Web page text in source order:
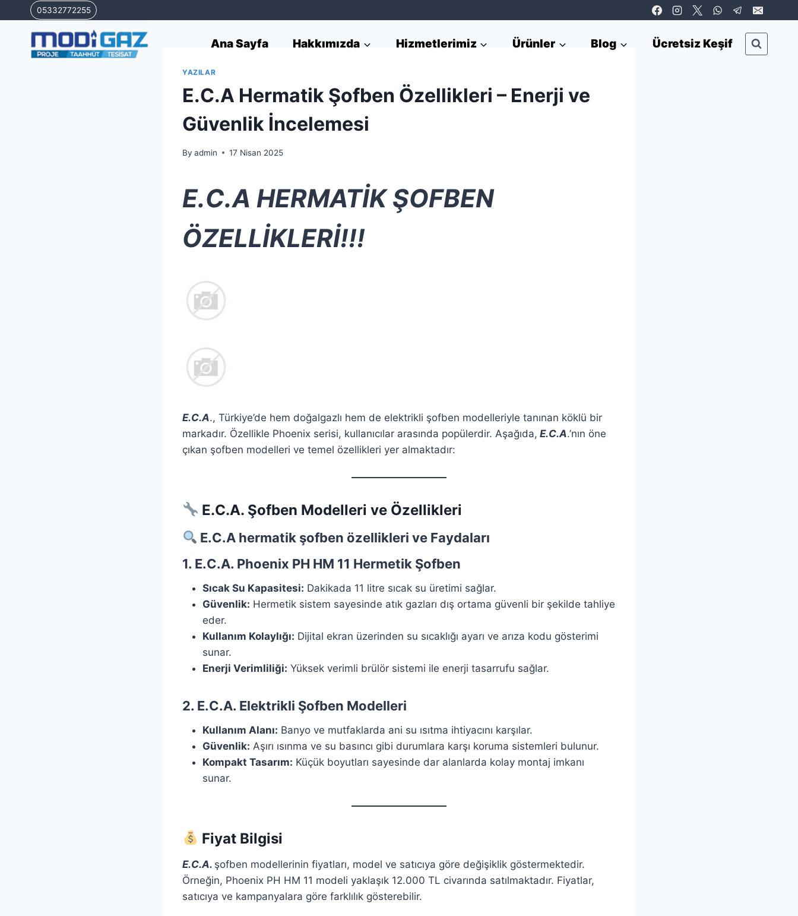
to
content
05332772255
Ana Sayfa Hakkımızda Hizmetlerimiz Ürünler Blog Ücretsiz Keşif
YAZILAR
E.C.A Hermatik Şofben Özellikleri – Enerji ve
Güvenlik İncelemesi
By admin 17 Nisan 2025
E.C.A HERMATİK ŞOFBEN
ÖZELLİKLERİ!!!
E.C.A., Türkiye’de hem doğalgazlı hem de elektrikli şofben modelleriyle tanınan köklü bir
markadır. Özellikle Phoenix serisi, kullanıcılar arasında popülerdir. Aşağıda, E.C.A.’nın öne
çıkan şofben modelleri ve temel özellikleri yer almaktadır:​
E.C.A. Şofben Modelleri ve Özellikleri
E.C.A hermatik şofben özellikleri ve Faydaları
1. E.C.A. Phoenix PH HM 11 Hermetik Şofben
Sıcak Su Kapasitesi: Dakikada 11 litre sıcak su üretimi sağlar.
Güvenlik: Hermetik sistem sayesinde atık gazları dış ortama güvenli bir şekilde tahliye
eder.
Kullanım Kolaylığı: Dijital ekran üzerinden su sıcaklığı ayarı ve arıza kodu gösterimi
sunar.
Enerji Verimliliği: Yüksek verimli brülör sistemi ile enerji tasarrufu sağlar.​
2. E.C.A. Elektrikli Şofben Modelleri
Kullanım Alanı: Banyo ve mutfaklarda ani su ısıtma ihtiyacını karşılar.
Güvenlik: Aşırı ısınma ve su basıncı gibi durumlara karşı koruma sistemleri bulunur.
Kompakt Tasarım: Küçük boyutları sayesinde dar alanlarda kolay montaj imkanı
sunar.​
Fiyat Bilgisi
E.C.A. şofben modellerinin fiyatları, model ve satıcıya göre değişiklik göstermektedir.
Örneğin, Phoenix PH HM 11 modeli yaklaşık 12.000 TL civarında satılmaktadır. Fiyatlar,
satıcıya ve kampanyalara göre farklılık gösterebilir.​